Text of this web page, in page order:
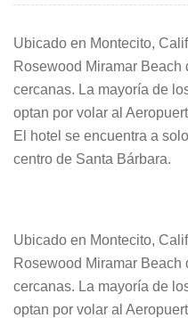
Ubicado en Montecito,
Rosewood Miramar
cercanas. La mayoría de
optan por volar al
El hotel se encuentra a
centro de Santa Bárbara.
Ubicado en Montecito,
Rosewood Miramar
cercanas. La mayoría de
optan por volar al